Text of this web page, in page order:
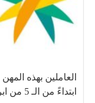
العاملين بهذه
ابتداءً من الـ 5 من ابريل